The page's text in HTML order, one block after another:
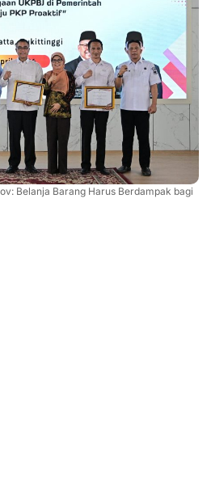
Belanja Barang Harus Berdampak bagi